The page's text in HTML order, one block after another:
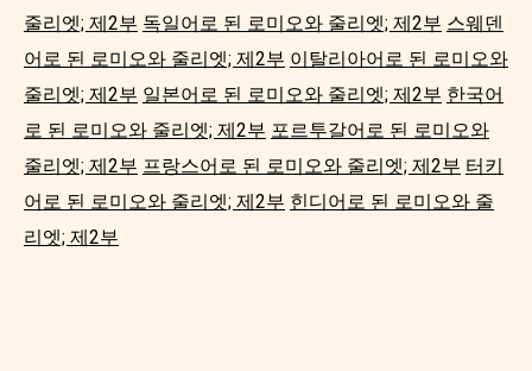
줄리엣; 제2부 독일어로 된 로미오와 줄리엣; 제2부 스웨덴
어로 된 로미오와 줄리엣; 제2부 이탈리아어로 된 로미오와
줄리엣; 제2부 일본어로 된 로미오와 줄리엣; 제2부 한국어
로 된 로미오와 줄리엣; 제2부 포르투갈어로 된 로미오와
줄리엣; 제2부 프랑스어로 된 로미오와 줄리엣; 제2부 터키
어로 된 로미오와 줄리엣; 제2부 힌디어로 된 로미오와 줄
리엣; 제2부